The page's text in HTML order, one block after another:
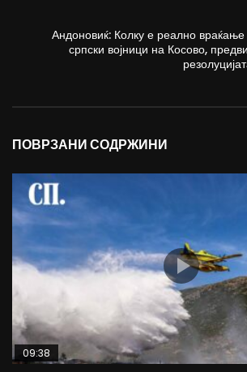
Андоновиќ: Колку е реално
српски војници на Косово,
ПОВРЗАНИ СОДРЖИНИ
09:38